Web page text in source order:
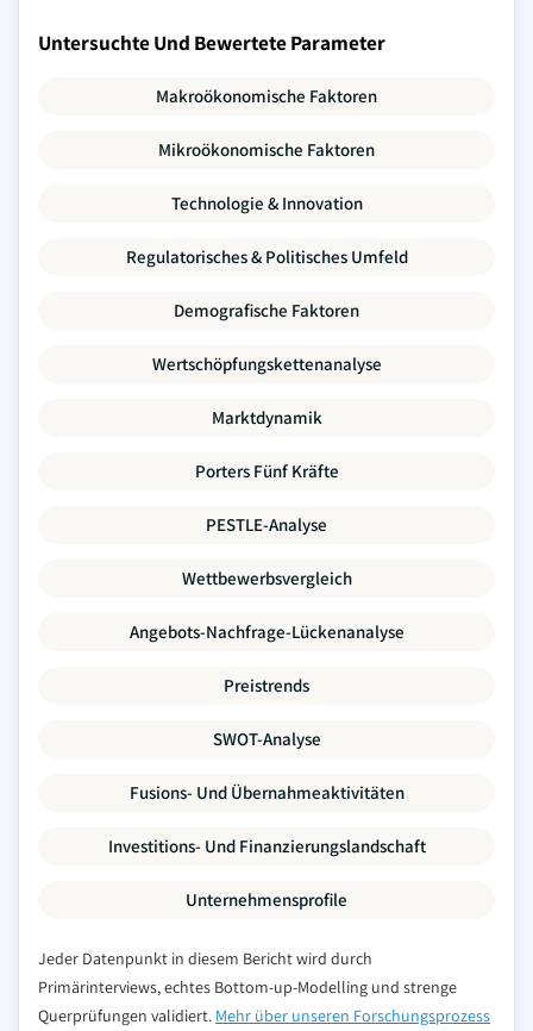
Untersuchte Und Bewertete Parameter
Makroökonomische Faktoren
Mikroökonomische Faktoren
Technologie & Innovation
Regulatorisches & Politisches Umfeld
Demografische Faktoren
Wertschöpfungskettenanalyse
Marktdynamik
Porters Fünf Kräfte
PESTLE-Analyse
Wettbewerbsvergleich
Angebots-Nachfrage-Lückenanalyse
Preistrends
SWOT-Analyse
Fusions- Und Übernahmeaktivitäten
Investitions- Und Finanzierungslandschaft
Unternehmensprofile
Jeder Datenpunkt in diesem Bericht wird durch
Primärinterviews, echtes Bottom-up-Modelling und strenge
Querprüfungen validiert. Mehr über unseren Forschungsprozess